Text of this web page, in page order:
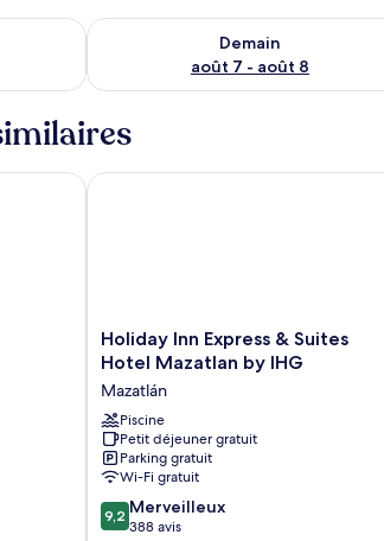
soir août 6 - août 7
Demain
août 7 - août 8
Vérifier la disponibilité pour
Holiday
Inn
&
Suites
Hotel
Mazatlan
by
IHG
Mazatlán
Holiday Inn Express & Suites
Hotel Mazatlan by IHG
Mazatlán
Piscine
Petit déjeuner gratuit
Parking gratuit
Wi-Fi gratuit
9.2
sur
9,2 Merveilleux
388 avis
Holiday Inn Express & Suites Hotel